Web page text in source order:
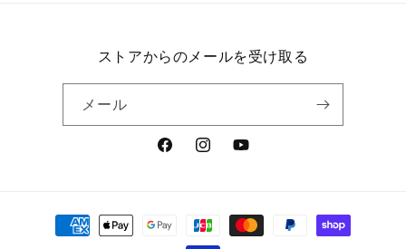
ストアからのメールを受け取る
メール
FacebookInstagramYouTube